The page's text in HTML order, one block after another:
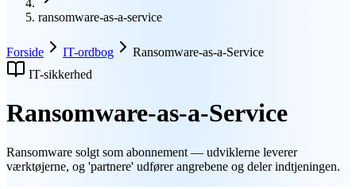
ransomware-as-a-service
Forside IT-ordbog
Ransomware-as-a-Service
IT-sikkerhed
Ransomware-as-a-Service
Ransomware solgt som abonnement — udviklerne leverer
værktøjerne, og 'partnere' udfører angrebene og deler indtjeningen.